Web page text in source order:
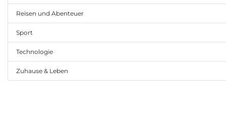
Reisen und Abenteuer
Sport
Technologie
Zuhause & Leben